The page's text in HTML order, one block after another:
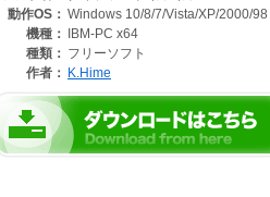
・ ストーリーは、すべてイソップ物語を参考に
・ リアルタイムで、自分の成績やグラフ、各
達で成績を競い合えば、きっと、たのしいタ
記録を更新した時に出る、「打ち上げ花火」
動作OS： Windows 10/8/7/Vista/XP/2000/98
機種：
IBM-PC x64
種類： フリーソフト
作者： K.Hime